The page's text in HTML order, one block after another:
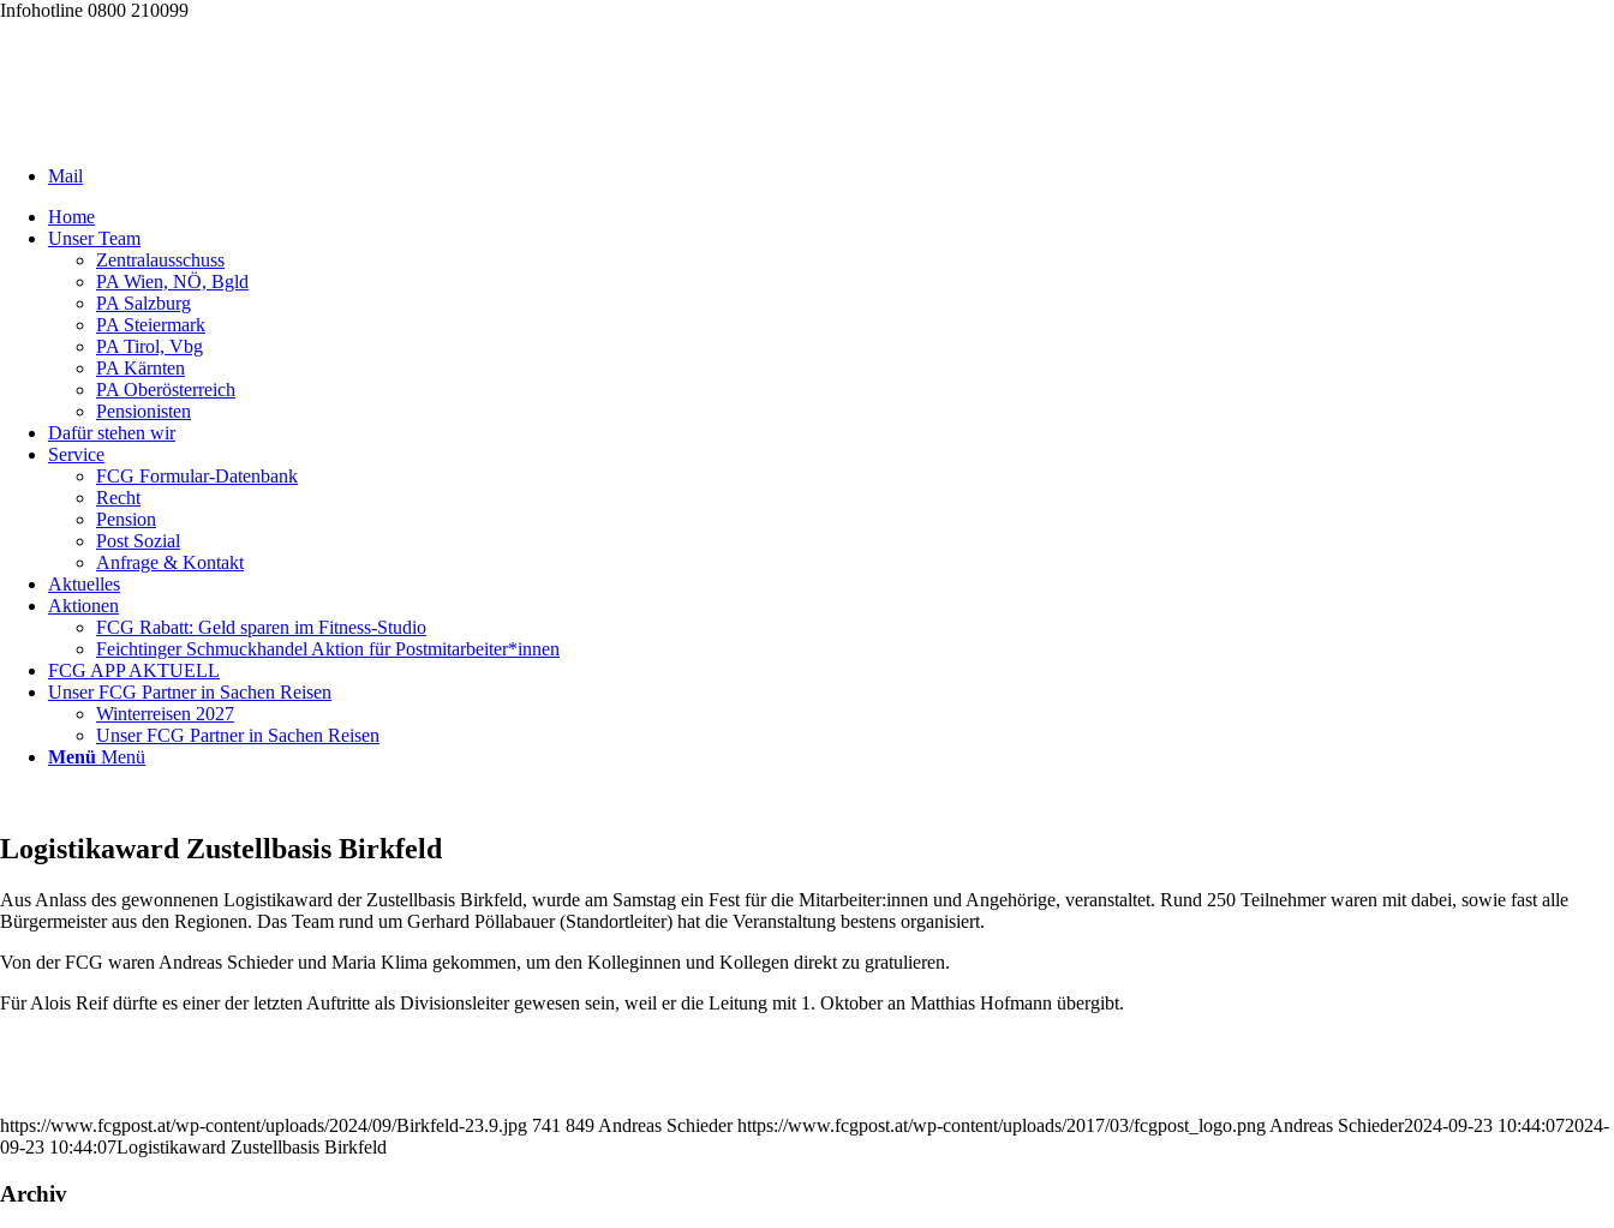
Infohotline 0800 210099
Mail
Home
Unser Team
Zentralausschuss
PA Wien, NÖ, Bgld
PA Salzburg
PA Steiermark
PA Tirol, Vbg
PA Kärnten
PA Oberösterreich
Pensionisten
Dafür stehen wir
Service
FCG Formular-Datenbank
Recht
Pension
Post Sozial
Anfrage & Kontakt
Aktuelles
Aktionen
FCG Rabatt: Geld sparen im Fitness-Studio
Feichtinger Schmuckhandel Aktion für Postmitarbeiter*innen
FCG APP AKTUELL
Unser FCG Partner in Sachen Reisen
Winterreisen 2027
Unser FCG Partner in Sachen Reisen
Menü Menü
Logistikaward Zustellbasis Birkfeld
Aus Anlass des gewonnenen Logistikaward der Zustellbasis Birkfeld, wurde am Samstag ein Fest für die Mitarbeiter:innen und Angehörige, veranstaltet. Rund 250 Teilnehmer waren mit dabei, sowie fast alle
Bürgermeister aus den Regionen. Das Team rund um Gerhard Pöllabauer (Standortleiter) hat die Veranstaltung bestens organisiert.
Von der FCG waren Andreas Schieder und Maria Klima gekommen, um den Kolleginnen und Kollegen direkt zu gratulieren.
Für Alois Reif dürfte es einer der letzten Auftritte als Divisionsleiter gewesen sein, weil er die Leitung mit 1. Oktober an Matthias Hofmann übergibt.
https://www.fcgpost.at/wp-content/uploads/2024/09/Birkfeld-23.9.jpg 741 849 Andreas Schieder https://www.fcgpost.at/wp-content/uploads/2017/03/fcgpost_logo.png Andreas Schieder2024-09-23 10:44:072024-
09-23 10:44:07Logistikaward Zustellbasis Birkfeld
Archiv